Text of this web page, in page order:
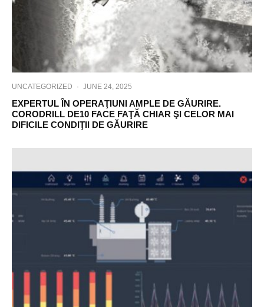
UNCATEGORIZED · JUNE 24, 2025
EXPERTUL ÎN OPERAŢIUNI AMPLE DE GĂURIRE.
CORODRILL DE10 FACE FAŢĂ CHIAR ŞI CELOR MAI
DIFICILE CONDIŢII DE GĂURIRE